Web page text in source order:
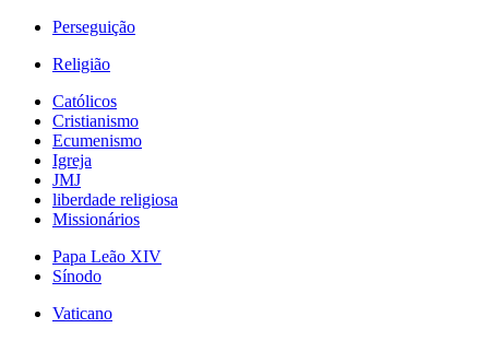
Perseguição
Religião
Católicos
Cristianismo
Ecumenismo
Igreja
JMJ
liberdade religiosa
Missionários
Papa Leão XIV
Sínodo
Vaticano